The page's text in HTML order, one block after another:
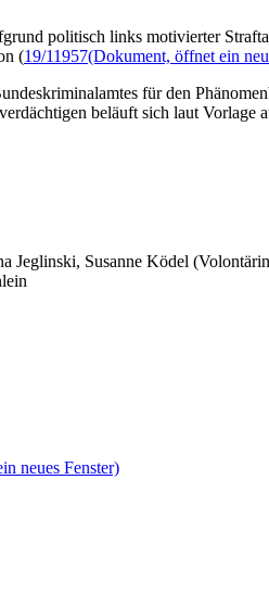
politisch links motivierter
(19/11957(Dokument, öffnet ein
für den
beläuft sich laut Vorlage
Jeglinski, Susanne Ködel
neues Fenster)